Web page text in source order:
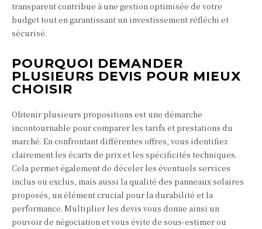
transparent contribue à une gestion optimisée de votre
budget tout en garantissant un investissement réfléchi et
sécurisé.
POURQUOI DEMANDER
PLUSIEURS DEVIS POUR MIEUX
CHOISIR
Obtenir plusieurs propositions est une démarche
incontournable pour comparer les tarifs et prestations du
marché. En confrontant différentes offres, vous identifiez
clairement les écarts de prix et les spécificités techniques.
Cela permet également de déceler les éventuels services
inclus ou exclus, mais aussi la qualité des panneaux solaires
proposés, un élément crucial pour la durabilité et la
performance. Multiplier les devis vous donne ainsi un
pouvoir de négociation et vous évite de sous-estimer ou